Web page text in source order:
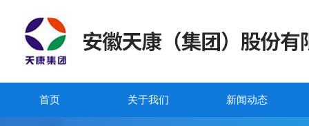
首页 关于我们 新闻动态